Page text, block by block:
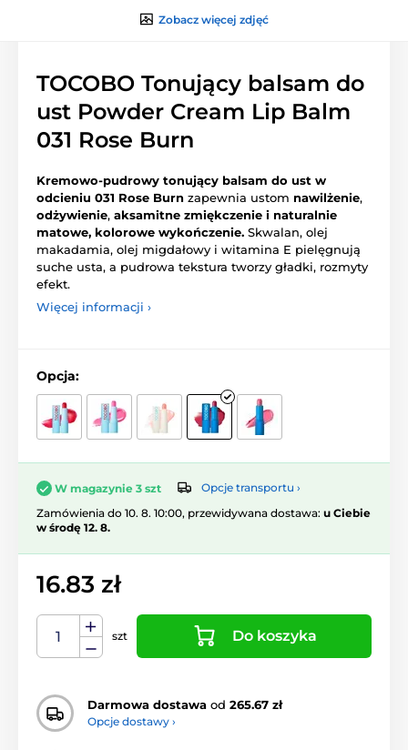
Zobacz więcej zdjęć
TOCOBO Tonujący balsam do
ust Powder Cream Lip Balm
031 Rose Burn
Kremowo-pudrowy tonujący balsam do ust w
odcieniu 031 Rose Burn zapewnia ustom nawilżenie,
odżywienie, aksamitne zmiękczenie i naturalnie
matowe, kolorowe wykończenie. Skwalan, olej
makadamia, olej migdałowy i witamina E pielęgnują
suche usta, a pudrowa tekstura tworzy gładki, rozmyty
efekt.
Więcej informacji ›
Opcja:
W magazynie 3 szt
Opcje transportu ›
Zamówienia do 10. 8. 10:00, przewidywana dostawa: u Ciebie
w środę 12. 8.
16.83 zł
szt Do koszyka
Darmowa dostawa od 265.67 zł
Opcje dostawy ›